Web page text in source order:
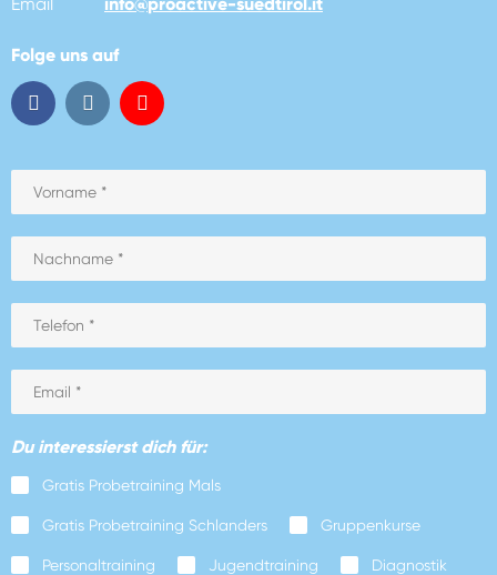
Folge uns auf
Du interessierst dich für:
Gratis Probetraining Mals
Gratis Probetraining Schlanders Gruppenkurse
Personaltraining Jugendtraining Diagnostik